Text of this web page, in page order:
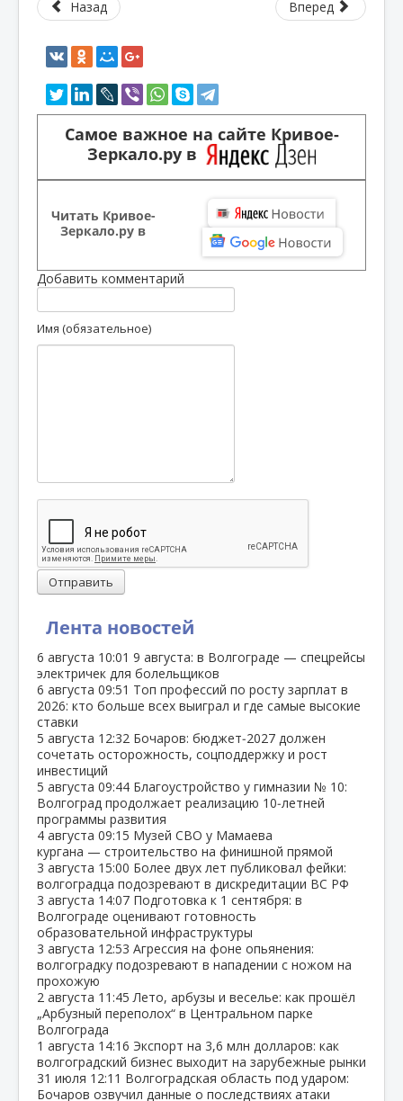
Лента новостей
6 августа 10:01 9 августа: в Волгограде — спецрейсы
электричек для болельщиков
6 августа 09:51 Топ профессий по росту зарплат в
2026: кто больше всех выиграл и где самые высокие
ставки
5 августа 12:32 Бочаров: бюджет‑2027 должен
сочетать осторожность, соцподдержку и рост
инвестиций
5 августа 09:44 Благоустройство у гимназии № 10:
Волгоград продолжает реализацию 10‑летней
программы развития
4 августа 09:15 Музей СВО у Мамаева
кургана — строительство на финишной прямой
3 августа 15:00 Более двух лет публиковал фейки:
волгоградца подозревают в дискредитации ВС РФ
3 августа 14:07 Подготовка к 1 сентября: в
Волгограде оценивают готовность
образовательной инфраструктуры
3 августа 12:53 Агрессия на фоне опьянения:
волгоградку подозревают в нападении с ножом на
прохожую
2 августа 11:45 Лето, арбузы и веселье: как прошёл
„Арбузный переполох“ в Центральном парке
Волгограда
1 августа 14:16 Экспорт на 3,6 млн долларов: как
волгоградский бизнес выходит на зарубежные рынки
31 июля 12:11 Волгоградская область под ударом:
Бочаров озвучил данные о последствиях атаки
Назад Вперед
Самое важное на сайте Кривое-
Зеркало.ру в
Читать Кривое-
Зеркало.ру в
Добавить комментарий
Имя (обязательное)
Отправить